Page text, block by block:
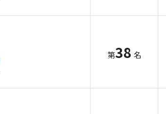
第38 名